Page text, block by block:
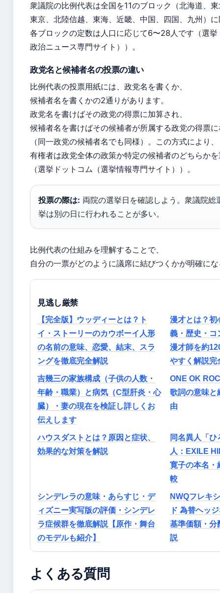
衆議院の比例代表は全国を11のブロック（北海道、
東京、北陸信越、東海、近畿、中国、四国、九州）
各ブロックの定数は人口に応じて6〜28人です（選
政治ニュース専門サイト））。
政党名と候補者名の投票の違い
比例代表の投票用紙には、政党名を書くか、
候補者名を書くかの2通りがあります。
政党名を書けばその政党の得票に加算され、
候補者名を書けばその候補者が所属する政党の得票
（同一政党の候補者名でも同様）。この方式により、
有権者は政党全体の政策か特定の候補者のどちらか
（選挙ドットコム（選挙情報専門サイト））。
投票の際は: 両院の選挙日を確認しよう。衆議院総
挙は別の日に行われることが多い。
比例代表の仕組みを理解することで、
自分の一票がどのように議席に結びつくかが明確に
見逃し厳禁
【完全版】ウッディーとは？ト
イ・ストーリーのカウボーイ人形
の名前の意味、恋愛、結末、スラ
ングを徹底完全解説
漫才とは？初
義・歴史・コ
漫才師を約
やすく解説完
吉幾三の家族構成（子供の人数・
年齢・職業）と病気（C型肝炎・心
臓）・妻の現在を検証し詳しくお
伝えします
ONE OK
歌詞の意味と
由
ハウスダストとは？原因と症状、
効果的な対策を解説
同名異人「
人：EXILE
寛子の本名・
較
シンデレラの意味・あらすじ・デ
ィズニー実写版の評価・シンデレ
ラ症候群を徹底解説【原作・舞台
のモデルも紹介】
NWQフレキ
ド 為替ヘッ
基準価額・分
説
よくある質問